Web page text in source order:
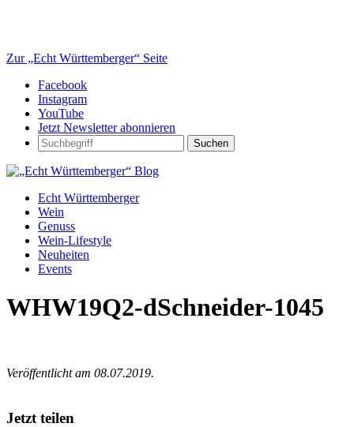
Zur „Echt Württemberger“ Seite
Facebook
Instagram
YouTube
Jetzt Newsletter abonnieren
Suchen
Echt Württemberger
Wein
Genuss
Wein-Lifestyle
Neuheiten
Events
WHW19Q2-dSchneider-1045
Veröffentlicht am 08.07.2019.
Jetzt teilen